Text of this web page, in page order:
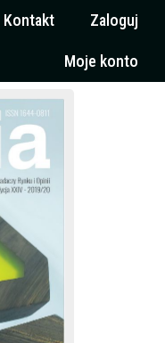
Kontakt Zaloguj
Moje konto